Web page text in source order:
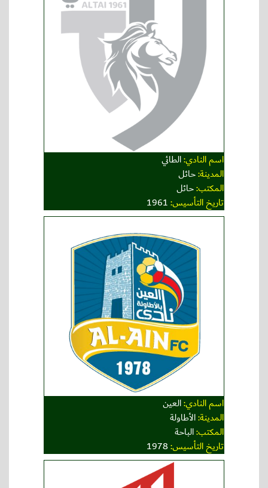
اسم النادي:الطائي
المدينة:حائل
المكتب:حائل
تاريخ التأسيس:1961
اسم النادي:العين
المدينة:الأطاولة
المكتب:الباحة
تاريخ التأسيس:1978